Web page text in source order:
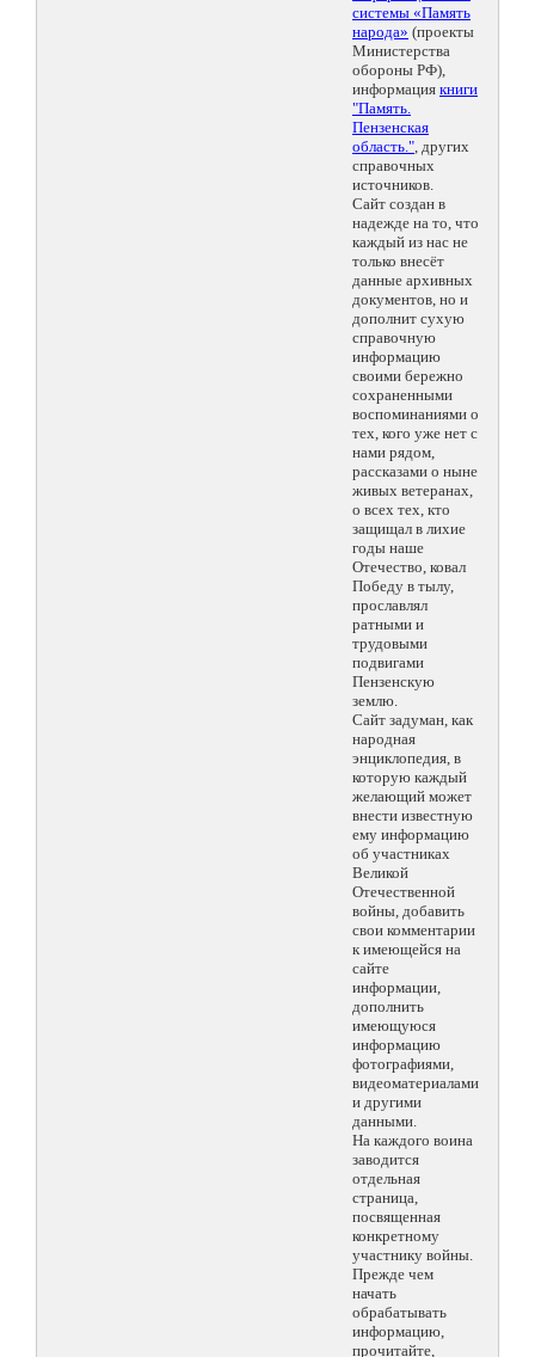
системы «Память
народа» (проекты
Министерства
обороны РФ),
информация книги
"Память.
Пензенская
область.", других
справочных
источников.
Сайт создан в
надежде на то, что
каждый из нас не
только внесёт
данные архивных
документов, но и
дополнит сухую
справочную
информацию
своими бережно
сохраненными
воспоминаниями о
тех, кого уже нет с
нами рядом,
рассказами о ныне
живых ветеранах,
о всех тех, кто
защищал в лихие
годы наше
Отечество, ковал
Победу в тылу,
прославлял
ратными и
трудовыми
подвигами
Пензенскую
землю.
Сайт задуман, как
народная
энциклопедия, в
которую каждый
желающий может
внести известную
ему информацию
об участниках
Великой
Отечественной
войны, добавить
свои комментарии
к имеющейся на
сайте
информации,
дополнить
имеющуюся
информацию
фотографиями,
видеоматериалами
и другими
данными.
На каждого воина
заводится
отдельная
страница,
посвященная
конкретному
участнику войны.
Прежде чем
начать
обрабатывать
информацию,
прочитайте,